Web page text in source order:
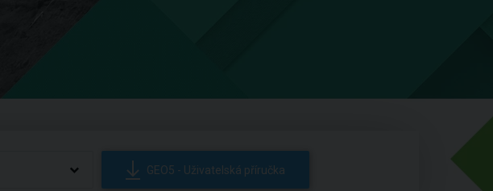
GEO5 - Uživatelská příručka